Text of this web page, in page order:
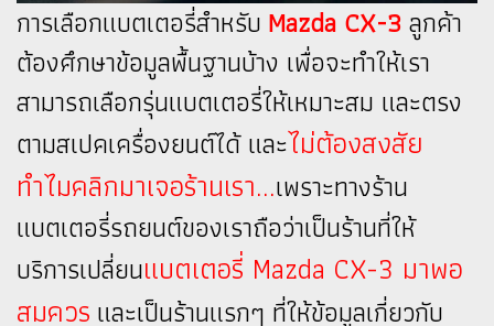
การเลือกแบตเตอรี่สำหรับ Mazda CX-3ลูกค้า
ต้องศึกษาข้อมูลพื้นฐานบ้าง เพื่อจะทำให้เรา
สามารถเลือกรุ่นแบตเตอรี่ให้เหมาะสม และตรง
ตามสเปคเครื่องยนต์ได้ และไม่ต้องสงสัย
ทำไมคลิกมาเจอร้านเรา...เพราะทางร้าน
แบตเตอรี่รถยนต์ของเราถือว่าเป็นร้านที่ให้
บริการเปลี่ยนแบตเตอรี่ Mazda CX-3 มาพอ
สมควร และเป็นร้านแรกๆ ที่ให้ข้อมูลเกี่ยวกับ